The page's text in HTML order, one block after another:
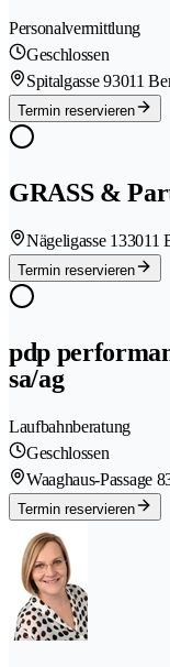
Personalvermittlung
Geschlossen
Spitalgasse 93011
Termin reservieren
GRASS &
Nägeligasse 133011
Termin reservieren
pdp
sa/ag
Laufbahnberatung
Geschlossen
Waaghaus-Passage 8
Termin reservieren